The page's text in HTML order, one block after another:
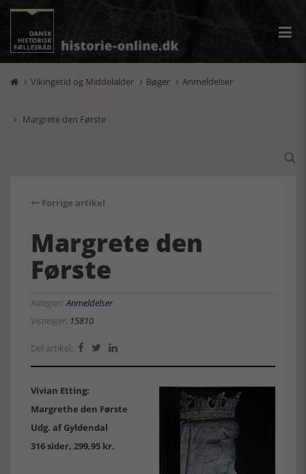
 Vikingetid og Middelalder  Bøger  Anmeldelser
 Margrete den Første

Forrige artikel
Margrete den
Første
Kategori:Anmeldelser
Visninger: 15810
Del artikel:   
Vivian Etting:
Margrethe den Første
Udg. af Gyldendal
316 sider, 299,95 kr.